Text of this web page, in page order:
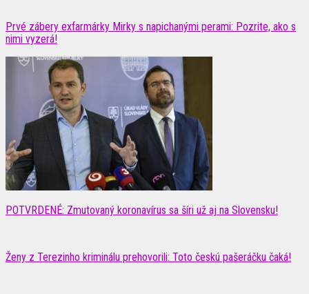
Prvé zábery exfarmárky Mirky s napichanými perami: Pozrite, ako s
nimi vyzerá!
POTVRDENÉ: Zmutovaný koronavírus sa šíri už aj na Slovensku!
Ženy z Terezinho kriminálu prehovorili: Toto českú pašeráčku čaká!